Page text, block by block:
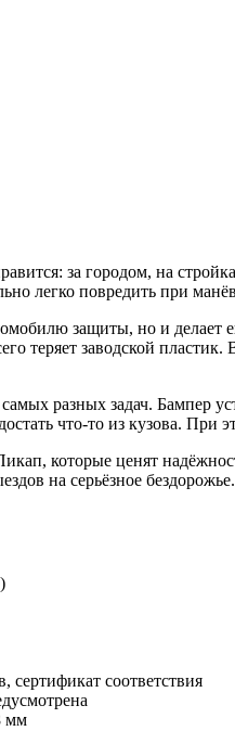
за городом, на
легко повредить при
защиты, но и
теряет заводской
разных задач. Бампер
что-то из кузова. При
которые ценят
на серьёзное бездорожье.
сертификат соответствия
мм